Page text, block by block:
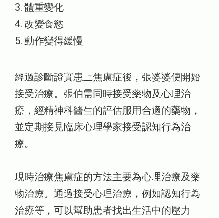
3. 體重變化
4. 改變食慾
5. 動作變得緩慢
經過診斷證實患上焦慮症後，張婆婆便開始
接受治療。張伯需同時接受藥物及心理治
療，經精神科醫生的評估服用合適的藥物，
並定期接見臨床心理學家接受認知行為治
療。
現時治療焦慮症的方法主要為心理治療及藥
物治療。通過接受心理治療，例如認知行為
治療等，可以幫助患者找出生活中的壓力